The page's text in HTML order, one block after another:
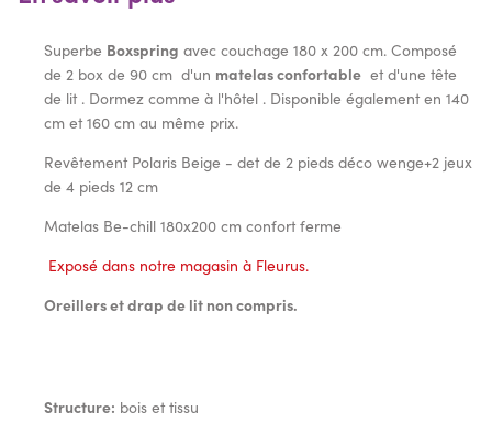
Superbe Boxspring avec couchage 180 x 200 cm. Composé
de 2 box de 90 cm d'un matelas confortable et d'une tête
de lit . Dormez comme à l'hôtel . Disponible également en 140
cm et 160 cm au même prix.
Revêtement Polaris Beige - det de 2 pieds déco wenge+2 jeux
de 4 pieds 12 cm
Matelas Be-chill 180x200 cm confort ferme
Exposé dans notre magasin à Fleurus.
Oreillers et drap de lit non compris.
Structure: bois et tissu